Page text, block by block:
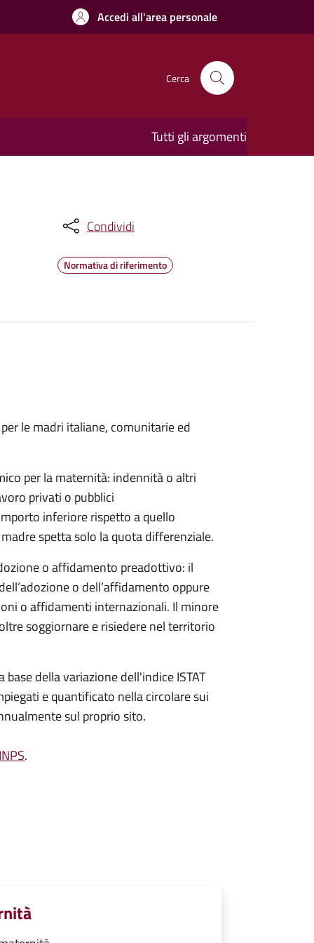
Accedi all'area personale
Cerca
Tutti gli argomenti
Condividi
Normativa di riferimento
le madri italiane, comunitarie ed
per la maternità: indennità o altri
privati o pubblici
inferiore rispetto a quello
spetta solo la quota differenziale.
o affidamento preadottivo: il
o dell’affidamento oppure
o affidamenti internazionali. Il minore
soggiornare e risiedere nel territorio
della variazione dell'indice ISTAT
e quantificato nella circolare sui
sul proprio sito.
.